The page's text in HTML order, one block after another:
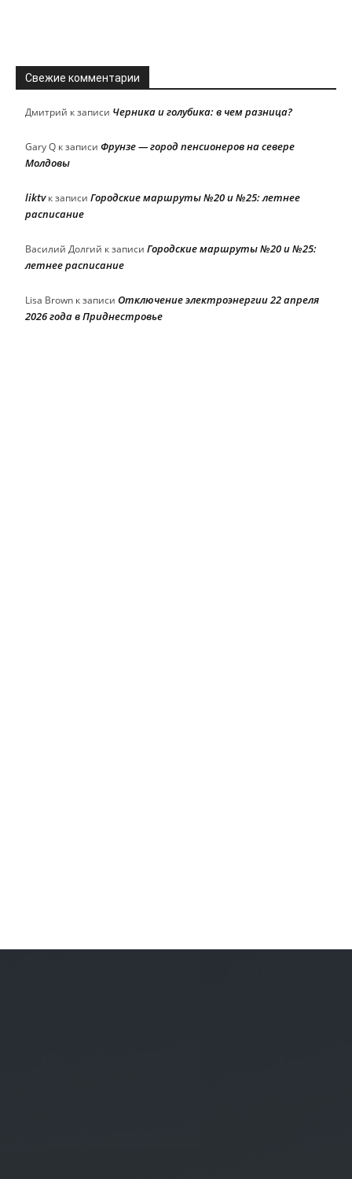
Свежие комментарии
Дмитрий к записи Черника и голубика: в чем разница?
Gary Q к записи Фрунзе — город пенсионеров на севере
Молдовы
liktvк записи Городские маршруты №20 и №25: летнее
расписание
Василий Долгий к записи Городские маршруты №20 и №25:
летнее расписание
Lisa Brown к записи Отключение электроэнергии 22 апреля
2026 года в Приднестровье